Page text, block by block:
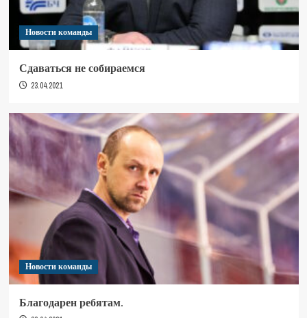
Новости команды
Сдаваться не собираемся
23.04.2021
Новости команды
Благодарен ребятам.